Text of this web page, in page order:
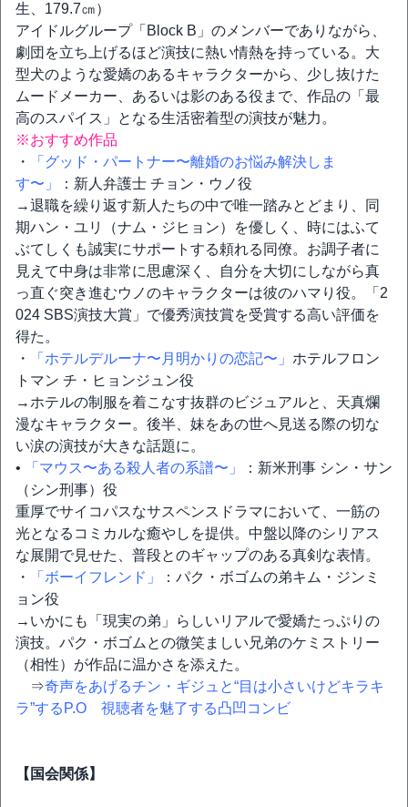
生、179.7㎝）
アイドルグループ「Block B」のメンバーでありながら、
劇団を立ち上げるほど演技に熱い情熱を持っている。大
型犬のような愛嬌のあるキャラクターから、少し抜けた
ムードメーカー、あるいは影のある役まで、作品の「最
高のスパイス」となる生活密着型の演技が魅力。
※おすすめ作品
・
「グッド・パートナー〜離婚のお悩み解決しま
す〜」
：新人弁護士 チョン・ウノ役
→退職を繰り返す新人たちの中で唯一踏みとどまり、同
期ハン・ユリ（ナム・ジヒョン）を優しく、時にはふて
ぶてしくも誠実にサポートする頼れる同僚。お調子者に
見えて中身は非常に思慮深く、自分を大切にしながら真
っ直ぐ突き進むウノのキャラクターは彼のハマり役。「2
024 SBS演技大賞」で優秀演技賞を受賞する高い評価を
得た。
・
「ホテルデルーナ〜月明かりの恋記〜」 ホテルフロン
トマン チ・ヒョンジュン役
→ホテルの制服を着こなす抜群のビジュアルと、天真爛
漫なキャラクター。後半、妹をあの世へ見送る際の切な
い涙の演技が大きな話題に。
•
「マウス〜ある殺人者の系譜〜」
：新米刑事 シン・サン
（シン刑事）役
重厚でサイコパスなサスペンスドラマにおいて、一筋の
光となるコミカルな癒やしを提供。中盤以降のシリアス
な展開で見せた、普段とのギャップのある真剣な表情。
・
「ボーイフレンド」
：パク・ボゴムの弟キム・ジンミ
ョン役
→いかにも「現実の弟」らしいリアルで愛嬌たっぷりの
演技。パク・ボゴムとの微笑ましい兄弟のケミストリー
（相性）が作品に温かさを添えた。
⇒奇声をあげるチン・ギジュと“目は小さいけどキラキ
ラ”するP.O 視聴者を魅了する凸凹コンビ
【国会関係】